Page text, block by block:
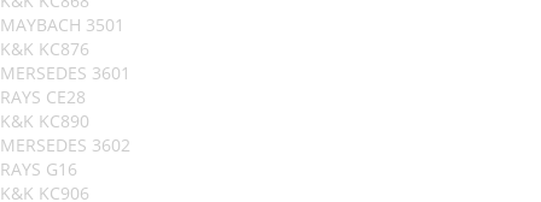
MAYBACH 3501
K&K KC876
MERSEDES 3601
RAYS CE28
K&K KC890
MERSEDES 3602
RAYS G16
K&K KC906